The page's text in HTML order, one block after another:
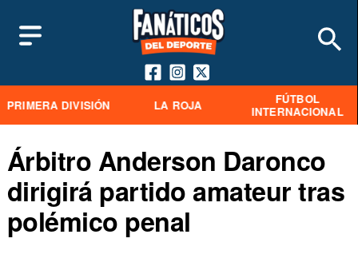
PRIMERA DIVISIÓN LA ROJA
FÚTBOL
INTERNACIONAL
Árbitro Anderson Daronco
dirigirá partido amateur tras
polémico penal